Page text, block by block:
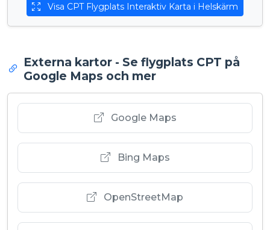
Visa CPT Flygplats Interaktiv Karta i Helskärm
Externa kartor - Se flygplats CPT på
Google Maps och mer
Google Maps
Bing Maps
OpenStreetMap